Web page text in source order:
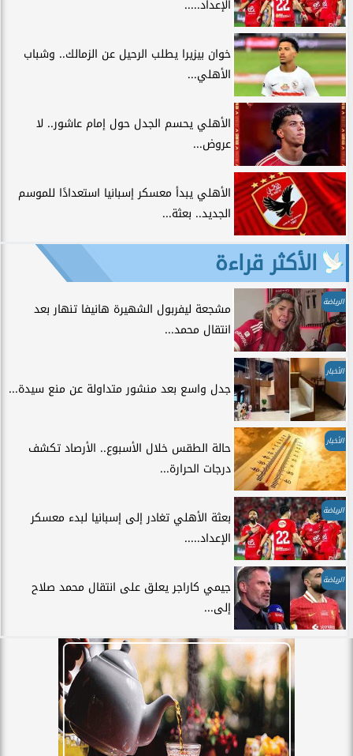
الإعداد.....
خوان بيزيرا يطلب الرحيل عن الزمالك.. وشباب
الأهلي...
الأهلي يحسم الجدل حول إمام عاشور.. لا
عروض...
الأهلي يبدأ معسكر إسبانيا استعدادًا للموسم
الجديد.. بعثة...
الأكثر قراءة
الرياضة
مشجعة ليفربول الشهيرة هانيفا تنهار بعد
انتقال محمد...
الأخبار
جدل واسع بعد منشور متداولة عن منع سيدة...
الأخبار
حالة الطقس خلال الأسبوع.. الأرصاد تكشف
درجات الحرارة...
الرياضة
بعثة الأهلي تغادر إلى إسبانيا لبدء معسكر
الإعداد.....
الرياضة
جيمي كاراجر يعلق على انتقال محمد صلاح
إلى...